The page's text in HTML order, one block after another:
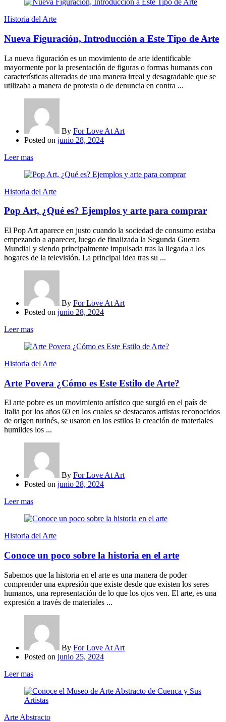
Historia del Arte
Nueva Figuración, Introducción a Este Tipo de Arte
La nueva figuración es un movimiento de arte identificable
mayormente por la presentación de figuras o formas humanas con
características alteradas de una manera irreal y desagradable que se
utilizaba a manera de protesta o de denuncia en contra ...
By For Love At Art
Posted on junio 28, 2024
Leer mas
Historia del Arte
Pop Art, ¿Qué es? Ejemplos y arte para comprar
El Pop Art aparece en justo cuando la sociedad de consumo estaba
empezando a aparecer, luego de finalizada la Segunda Guerra
Mundial y siendo principalmente impulsada tras la llegada a los
hogares de la televisión. La principal idea tras su ...
By For Love At Art
Posted on junio 28, 2024
Leer mas
Historia del Arte
Arte Povera ¿Cómo es Este Estilo de Arte?
El arte pobre es un movimiento artístico que surgió en el país de
Italia por los años 60 en los cuales se destacaros artistas reconocidos
de origen turinés, se usaron en los estilos la creación de materiales
humildes los ...
By For Love At Art
Posted on junio 28, 2024
Leer mas
Historia del Arte
Conoce un poco sobre la historia en el arte
Sabemos que la historia en el arte es una manera de poder
comprender una expresión que existe desde que existen los seres
humanos, una representación de lo que los ojos ven. El arte, es una
expresión a través de materiales ...
By For Love At Art
Posted on junio 25, 2024
Leer mas
Arte Abstracto